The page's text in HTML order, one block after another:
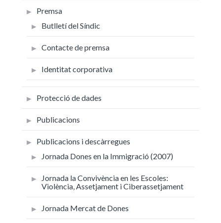
Premsa
Butlletí del Síndic
Contacte de premsa
Identitat corporativa
Protecció de dades
Publicacions
Publicacions i descàrregues
Jornada Dones en la Immigració (2007)
Jornada la Convivència en les Escoles:
Violència, Assetjament i Ciberassetjament
Jornada Mercat de Dones